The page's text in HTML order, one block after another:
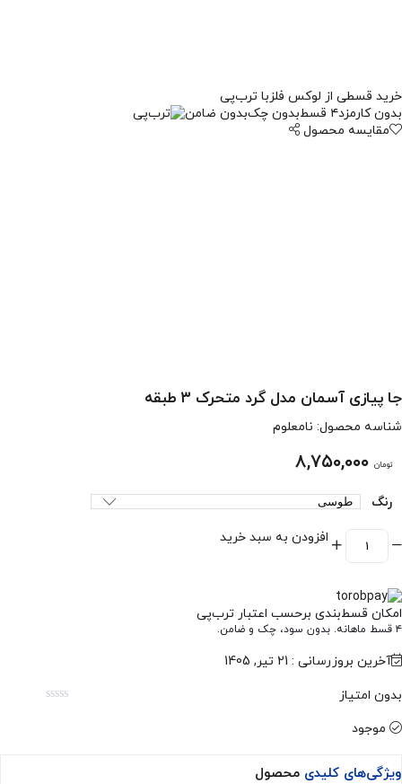
خرید قسطی از لوکس فلزبا ترب‌پی
بدون کارمزد۴ قسط بدون چکبدون ضامن
مقایسه محصول
جا پیازی آسمان مدل گرد متحرک ۳ طبقه
شناسه محصول: نامعلوم
تومان
رنگ
افزودن به سبد خرید
امکان قسط‌بندی برحسب اعتبار ترب‌پی
۴ قسط ماهانه. بدون سود، چک و ضامن.
آخرین بروزرسانی : 21 تیر, 1405
بدون امتیاز
موجود
ویژگی‌های کلیدی محصول